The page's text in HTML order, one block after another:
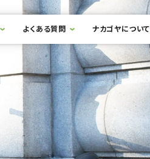
よくある質問 ナカゴヤについて